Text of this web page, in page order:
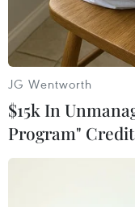
Theo dõi
JG Wentworth
$15k In
Program"